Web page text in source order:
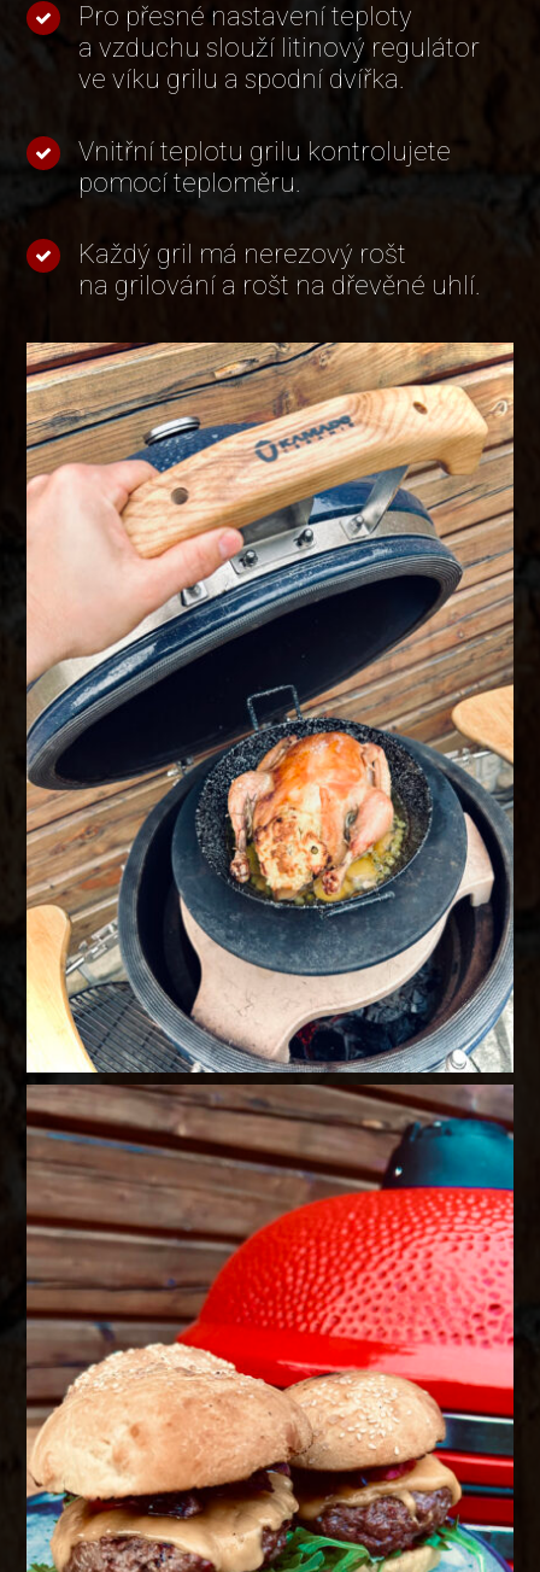
Pro přesné nastavení teploty
a vzduchu slouží litinový regulátor
ve víku grilu a spodní dvířka.
Vnitřní teplotu grilu kontrolujete
pomocí teploměru.
Každý gril má nerezový rošt
na grilování a rošt na dřevěné uhlí.